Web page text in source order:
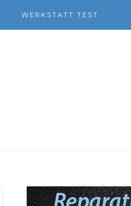
WERKSTATT TEST